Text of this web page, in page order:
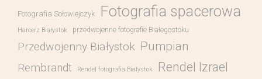
Fotografia Sołowiejczyk Fotografia spacerowa
Harcerz Białystok przedwojenne fotografie Białegostoku
Przedwojenny Białystok Pumpian
Rembrandt Rendel fotografia Bialystok Rendel Izrael